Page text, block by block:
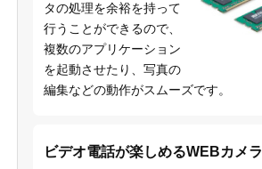
タの処理を余裕を持って
行うことができるので、
複数のアプリケーション
を起動させたり、写真の
編集などの動作がスムーズです。
ビデオ電話が楽しめるWEBカメラ